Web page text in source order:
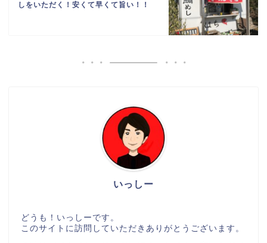
しをいただく！安くて早くて旨い！！
いっしー
どうも！いっしーです。
このサイトに訪問していただきありがとうございます。